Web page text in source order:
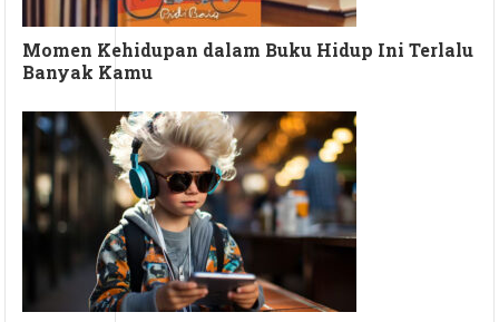
Momen Kehidupan dalam Buku Hidup Ini Terlalu
Banyak Kamu